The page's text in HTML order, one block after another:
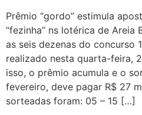
Prêmio “gordo” estimula
“fezinha” ns lotérica de
as seis dezenas do concurso
realizado nesta quarta-feira,
isso, o prêmio acumula e o
fevereiro, deve pagar R$ 27
sorteadas foram: 05 – 15 […]